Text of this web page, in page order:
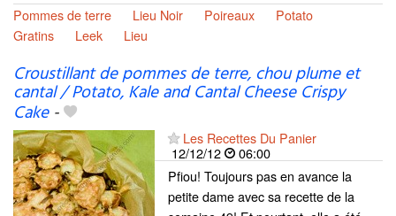
Pommes de terre
Lieu Noir Poireaux
Potato
Gratins
Leek Lieu
Croustillant de pommes de terre, chou plume et
cantal / Potato, Kale and Cantal Cheese Crispy
Cake-
Les Recettes Du Panier
12/12/12
06:00
Pfiou! Toujours pas en avance la
petite dame avec sa recette de la